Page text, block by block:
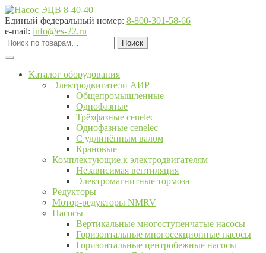
Перейти
к
навигации
Перейти
к
содержимому
Единый федеральный номер: 8-800-301-58-66
e-mail: info@es-22.ru
Искать:
Поиск
Каталог оборудования
Электродвигатели АИР
Общепромышленные
Однофазные
Трёхфазные cenelec
Однофазные cenelec
С удлинённым валом
Крановые
Комплектующие к электродвигателям
Независимая вентиляция
Электромагнитные тормоза
Редукторы
Мотор-редукторы NMRV
Насосы
Вертикальные многоступенчатые насосы
Горизонтальные многосекционные насосы
Горизонтальные центробежные насосы